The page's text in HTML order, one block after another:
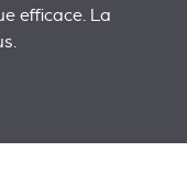
efficace. La